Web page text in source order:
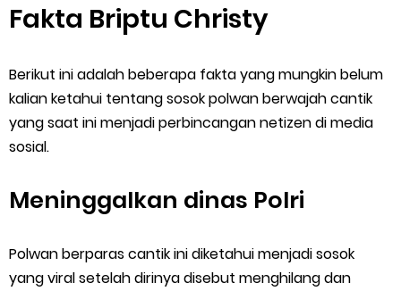
Fakta Briptu Christy
Berikut ini adalah beberapa fakta yang mungkin belum
kalian ketahui tentang sosok polwan berwajah cantik
yang saat ini menjadi perbincangan netizen di media
sosial.
Meninggalkan dinas Polri
Polwan berparas cantik ini diketahui menjadi sosok
yang viral setelah dirinya disebut menghilang dan